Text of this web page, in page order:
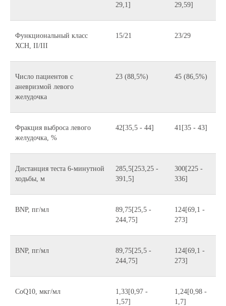
29,1]
29,59]
Функциональный класс
ХСН, II/III
15/21 23/29
Число пациентов с
аневризмой левого
желудочка
23 (88,5%) 45 (86,5%)
Фракция выброса левого
желудочка, %
42[35,5 - 44] 41[35 - 43]
Дистанция теста 6-минутной
ходьбы, м
285,5[253,25 -
391,5]
300[225 -
336]
BNP, пг/мл
89,75[25,5 -
244,75]
124[69,1 -
273]
BNP, пг/мл
89,75[25,5 -
244,75]
124[69,1 -
273]
CoQ10, мкг/мл
1,33[0,97 -
1,57]
1,24[0,98 -
1,7]